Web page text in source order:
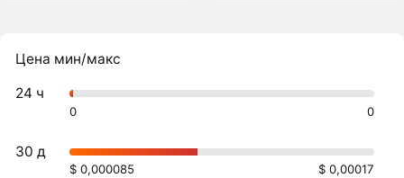
Цена мин/макс
24 ч
0 0
30 д
$ 0,000085 $ 0,00017